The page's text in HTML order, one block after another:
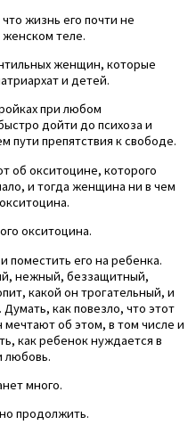
жизнь его почти не
женском теле.
женщин, которые
и детей.
при любом
дойти до психоза и
пути препятствия к свободе.
об окситоцине, которого
и тогда женщина ни в чем
окситоцина.
поместить его на ребенка.
нежный, беззащитный,
какой он трогательный, и
как повезло, что этот
об этом, в том числе и
как ребенок нуждается в
любовь.
много.
продолжить.